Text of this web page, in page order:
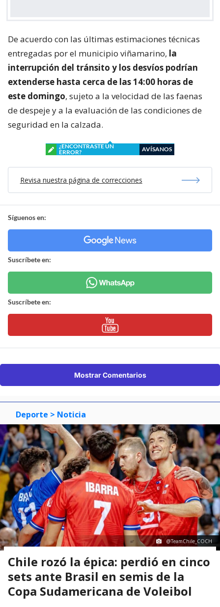
De acuerdo con las últimas estimaciones técnicas
entregadas por el municipio viñamarino, la
interrupción del tránsito y los desvíos podrían
extenderse hasta cerca de las 14:00 horas de
este domingo, sujeto a la velocidad de las faenas
de despeje y a la evaluación de las condiciones de
seguridad en la calzada.
¿ENCONTRASTE UN
ERROR?
AVÍSANOS
Revisa nuestra página de correcciones
Síguenos en:
Suscríbete en:
Suscríbete en:
Mostrar Comentarios
Deporte > Noticia
@TeamChile_COCH
Chile rozó la épica: perdió en cinco
sets ante Brasil en semis de la
Copa Sudamericana de Voleibol